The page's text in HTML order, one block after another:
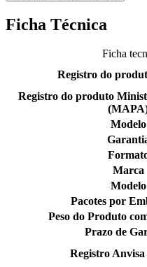
Ficha Técnica
Ficha
Registro do
Registro do produto
Modelo
Marca
Modelo
Pacotes por
Peso do Produto
Prazo de
Registro